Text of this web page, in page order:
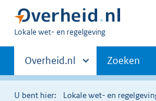
U
hier:
Lokale wet- en regelgeving
Primaire
navigatie
Andere
sites
binnen
Overheid.nl Zoeken
U bent hier: Lokale wet- en